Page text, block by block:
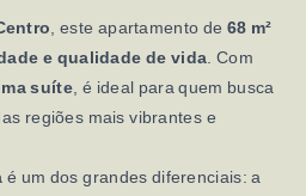
, este apartamento de 68 m²
e qualidade de vida . Com
suíte, é ideal para quem busca
regiões mais vibrantes e
é um dos grandes diferenciais: a